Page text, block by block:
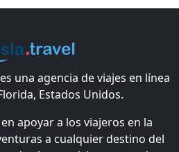
una agencia de viajes en línea
Estados Unidos.
apoyar a los viajeros en la
a cualquier destino del